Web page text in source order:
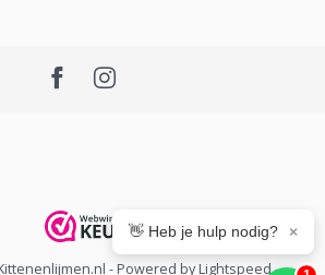
- Powered byLightspeed-
👋 Heb je hulp nodig? ×